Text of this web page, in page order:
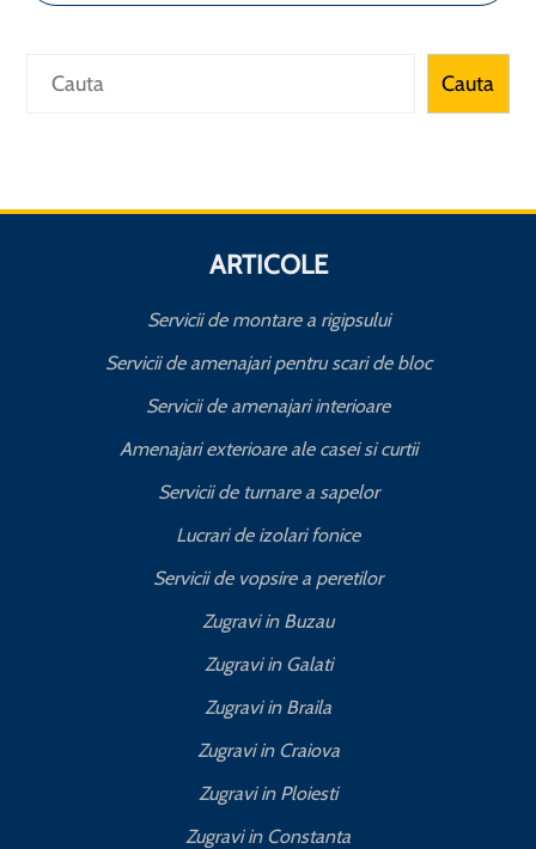
Caută Cauta
ARTICOLE
Servicii de montare a rigipsului
Servicii de amenajari pentru scari de bloc
Servicii de amenajari interioare
Amenajari exterioare ale casei si curtii
Servicii de turnare a sapelor
Lucrari de izolari fonice
Servicii de vopsire a peretilor
Zugravi in Buzau
Zugravi in Galati
Zugravi in Braila
Zugravi in Craiova
Zugravi in Ploiesti
Zugravi in Constanta